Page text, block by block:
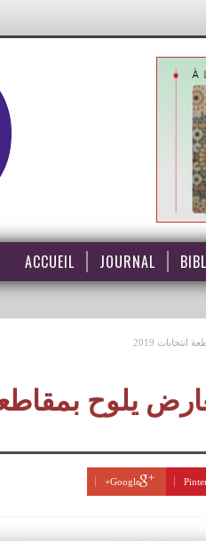
ACCUEIL JOURNAL
2019
يلوح بمقاطعة
Google+